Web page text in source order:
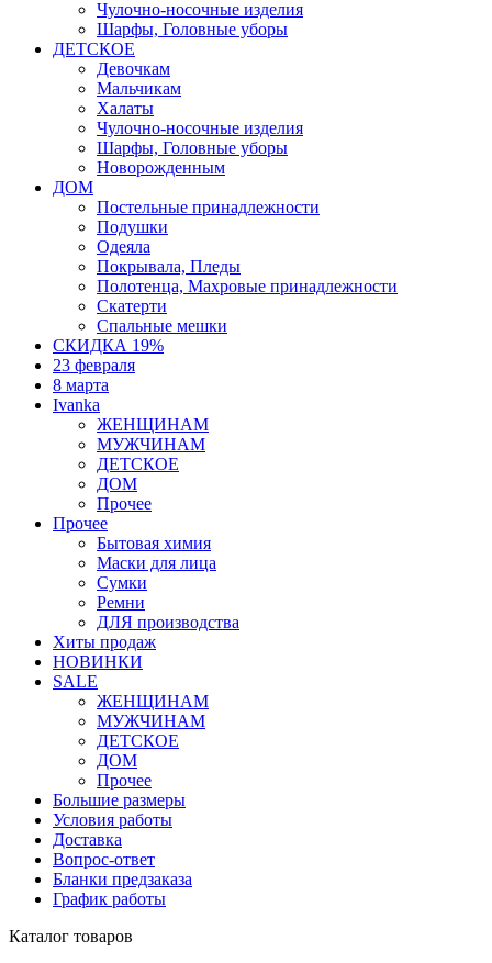
Чулочно-носочные изделия
Шарфы, Головные уборы
ДЕТСКОЕ
Девочкам
Мальчикам
Халаты
Чулочно-носочные изделия
Шарфы, Головные уборы
Новорожденным
ДОМ
Постельные принадлежности
Подушки
Одеяла
Покрывала, Пледы
Полотенца, Махровые принадлежности
Скатерти
Спальные мешки
СКИДКА 19%
23 февраля
8 марта
Ivanka
ЖЕНЩИНАМ
МУЖЧИНАМ
ДЕТСКОЕ
ДОМ
Прочее
Прочее
Бытовая химия
Маски для лица
Сумки
Ремни
ДЛЯ производства
Хиты продаж
НОВИНКИ
SALE
ЖЕНЩИНАМ
МУЖЧИНАМ
ДЕТСКОЕ
ДОМ
Прочее
Большие размеры
Условия работы
Доставка
Вопрос-ответ
Бланки предзаказа
График работы
Каталог товаров